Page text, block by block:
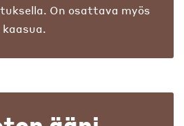
On osattava myös